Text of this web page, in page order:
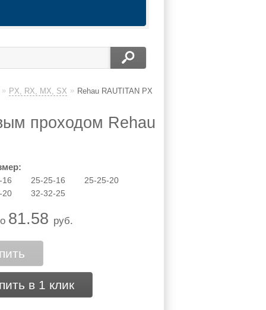
» PX, RX, MX, SX » Rehau RAUTITAN PX
проходом Rehau
16 25-25-16
25-25-20
20
32-32-25
81.58 руб.
в 1 клик